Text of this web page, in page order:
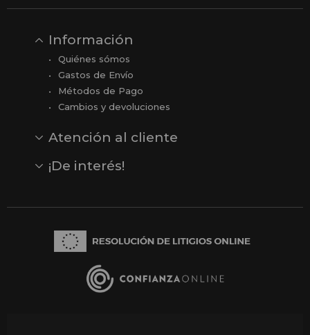
Información
Quiénes sómos
Gastos de Envío
Métodos de Pago
Cambios y devoluciones
Atención al cliente
Opiniones
Reseñas en Google
¡De interés!